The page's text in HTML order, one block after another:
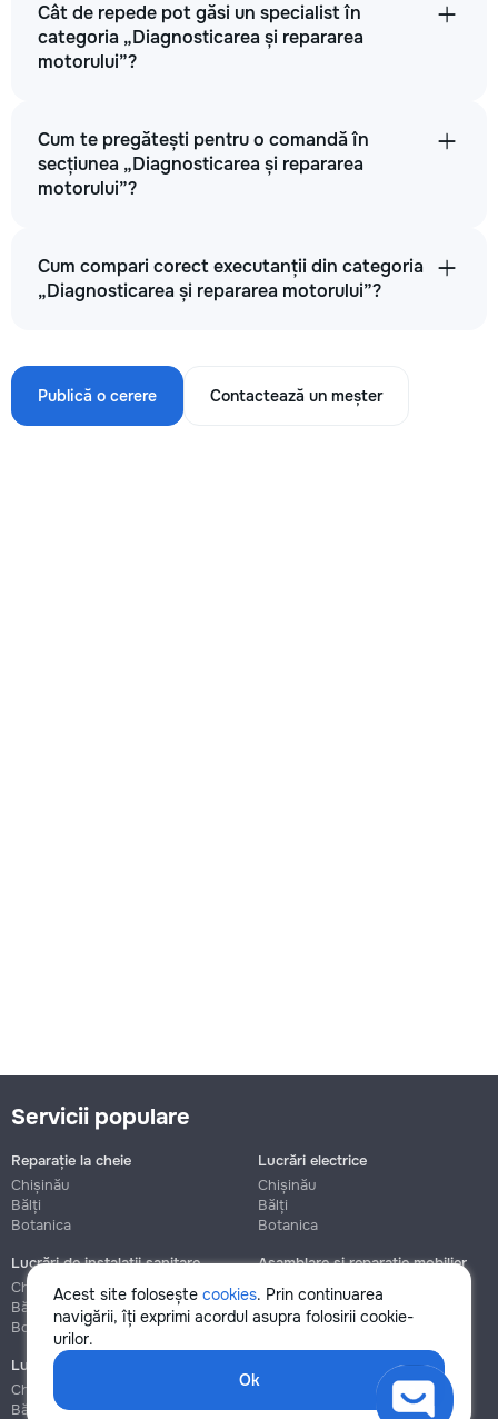
Cât de repede pot găsi un specialist în
categoria „Diagnosticarea și repararea
motorului”?
Cum te pregătești pentru o comandă în
secțiunea „Diagnosticarea și repararea
motorului”?
Cum compari corect executanții din categoria
„Diagnosticarea și repararea motorului”?
Publică o cerere Contactează un meșter
Acest site folosește cookies. Prin continuarea
navigării, îți exprimi acordul asupra folosirii cookie-
urilor.
Ok
Servicii populare
Reparație la cheie
Chișinău
Bălți
Botanica
Lucrări electrice
Chișinău
Bălți
Botanica
Lucrări de instalații sanitare
Chișinău
Bălți
Botanica
Asamblare și reparație mobilier
Chișinău
Botanica
Lucrări de construcție și instalare
Chișinău
Bălți